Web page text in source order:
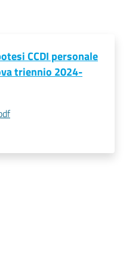
CCDI personale
triennio 2024-